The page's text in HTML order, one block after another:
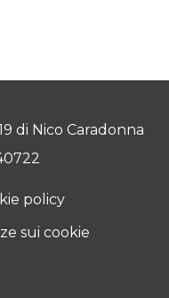
di Nico Caradonna
policy
sui cookie